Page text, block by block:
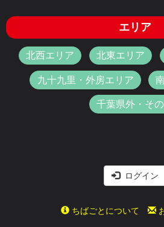
エリア
北西エリア 北東エリア
九十九里・外房エリア
千葉県外・そ
ログイン
ちばごとについて